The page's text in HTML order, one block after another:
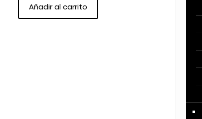
Añadir al carrito